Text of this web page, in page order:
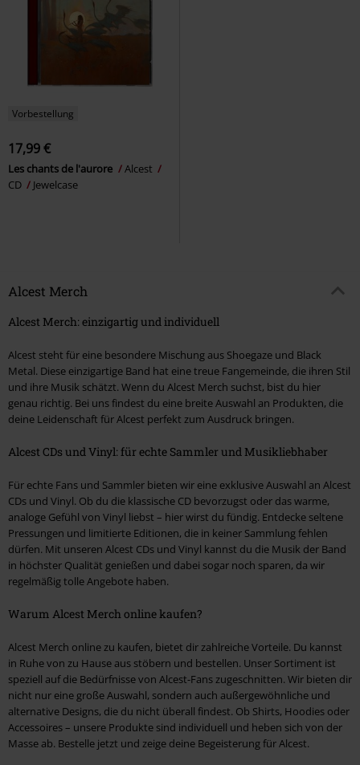
Vorbestellung
17,99 €
Les chants de l'aurore
Alcest
CD
Jewelcase
Alcest Merch
Alcest Merch: einzigartig und individuell
Alcest steht für eine besondere Mischung aus Shoegaze und Black
Metal. Diese einzigartige Band hat eine treue Fangemeinde, die ihren Stil
und ihre Musik schätzt. Wenn du Alcest Merch suchst, bist du hier
genau richtig. Bei uns findest du eine breite Auswahl an Produkten, die
deine Leidenschaft für Alcest perfekt zum Ausdruck bringen.
Alcest CDs und Vinyl: für echte Sammler und Musikliebhaber
Für echte Fans und Sammler bieten wir eine exklusive Auswahl an Alcest
CDs und Vinyl. Ob du die klassische CD bevorzugst oder das warme,
analoge Gefühl von Vinyl liebst – hier wirst du fündig. Entdecke seltene
Pressungen und limitierte Editionen, die in keiner Sammlung fehlen
dürfen. Mit unseren Alcest CDs und Vinyl kannst du die Musik der Band
in höchster Qualität genießen und dabei sogar noch sparen, da wir
regelmäßig tolle Angebote haben.
Warum Alcest Merch online kaufen?
Alcest Merch online zu kaufen, bietet dir zahlreiche Vorteile. Du kannst
in Ruhe von zu Hause aus stöbern und bestellen. Unser Sortiment ist
speziell auf die Bedürfnisse von Alcest-Fans zugeschnitten. Wir bieten dir
nicht nur eine große Auswahl, sondern auch außergewöhnliche und
alternative Designs, die du nicht überall findest. Ob Shirts, Hoodies oder
Accessoires – unsere Produkte sind individuell und heben sich von der
Masse ab. Bestelle jetzt und zeige deine Begeisterung für Alcest.